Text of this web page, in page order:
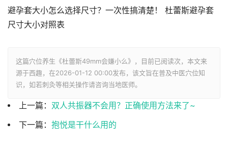
避孕套大小怎么选择尺寸？一次性搞清楚！
杜蕾斯避孕套
尺寸大小对照表
这篇穴位养生《杜蕾斯49mm会嫌小么》，目前已阅读次，本文来
源于西趣，在2026-01-12 00:00发布，该文旨在普及中医穴位知
识，如若刺灸等相关操作请咨询当地医师。
上一篇： 双人共振器不会用？正确使用方法来了~
下一篇： 抱悦是干什么用的